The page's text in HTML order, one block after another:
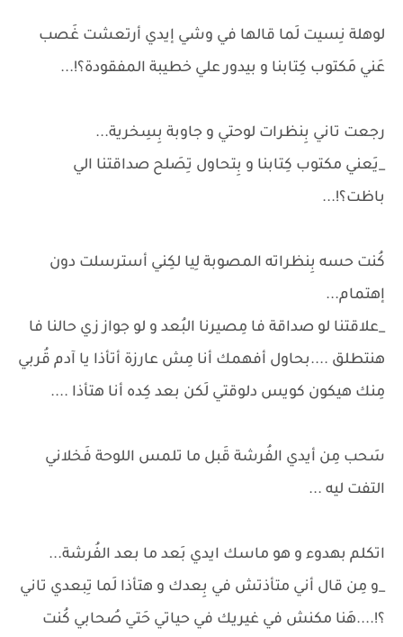
لوهلة نِسيت لَما قالها في وشي إيدي أرتعشت غَصب
عَني مَكتوب كِتابنا و بيدور علي خطيبة المفقودة؟!...
رجعت تاني بِنظرات لوحتي و جاوبة بِسِخرية...
_يَعني مكتوب كِتابنا و بِتحاول تِصَلح صداقتنا الي
باظت؟!...
كُنت حسه بِنظراته المصوبة لِيا لكِني أسترسلت دون
إهتمام...
_علاقتنا لو صداقة فا مِصيرنا البُعد و لو جواز زي حالنا فا
هنتطلق ....بحاول أفهمك أنا مِش عارزة أتأذا يا آدم قُربي
مِنك هيكون كويس دلوقتي لَكن بعد كِده أنا هتأذا ....
سَحب مِن أيدي الفُرشة قَبل ما تلمس اللوحة فَخلاني
التفت ليه ...
اتكلم بهدوء و هو ماسك ايدي بَعد ما بعد الفُرشة...
_و مِن قال أني متأذتش في بِعدك و هتأذا لَما تِبعدي تاني
؟!....هَنا مكنش في غيريك في حياتي حَتي صُحابي كُنت